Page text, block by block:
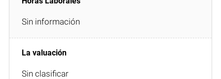
Sin información
Sin clasificar